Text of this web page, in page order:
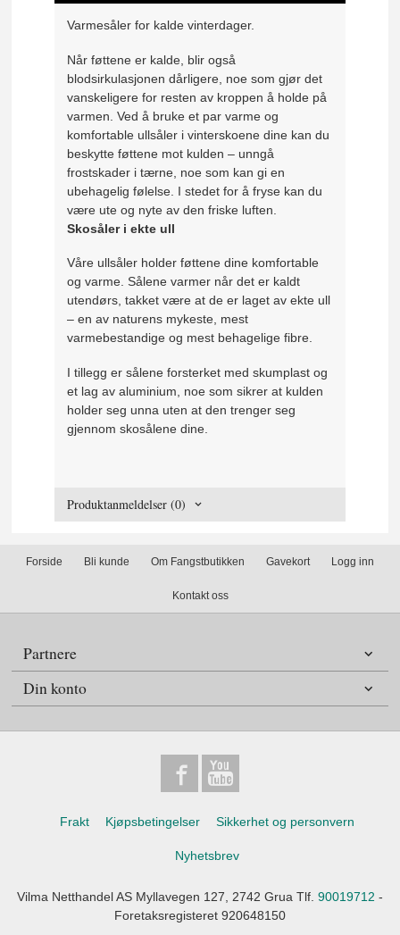
Varmesåler for kalde vinterdager.
Når føttene er kalde, blir også
blodsirkulasjonen dårligere, noe som gjør det
vanskeligere for resten av kroppen å holde på
varmen. Ved å bruke et par varme og
komfortable ullsåler i vinterskoene dine kan du
beskytte føttene mot kulden – unngå
frostskader i tærne, noe som kan gi en
ubehagelig følelse. I stedet for å fryse kan du
være ute og nyte av den friske luften.
Skosåler i ekte ull
Våre ullsåler holder føttene dine komfortable
og varme. Sålene varmer når det er kaldt
utendørs, takket være at de er laget av ekte ull
– en av naturens mykeste, mest
varmebestandige og mest behagelige fibre.
I tillegg er sålene forsterket med skumplast og
et lag av aluminium, noe som sikrer at kulden
holder seg unna uten at den trenger seg
gjennom skosålene dine.
Produktanmeldelser (0)
Forside Bli kunde Om Fangstbutikken Gavekort Logg inn
Kontakt oss
Partnere
Din konto
Frakt Kjøpsbetingelser Sikkerhet og personvern
Nyhetsbrev
Vilma Netthandel AS Myllavegen 127, 2742 Grua Tlf. 90019712 -
Foretaksregisteret 920648150